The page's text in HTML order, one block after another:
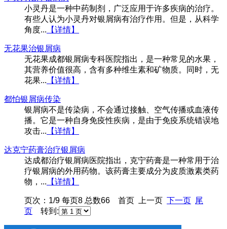
小灵丹是一种中药制剂，广泛应用于许多疾病的治疗。
有些人认为小灵丹对银屑病有治疗作用。但是，从科学
角度... 【详情】
无花果治银屑病
无花果成都银屑病专科医院指出，是一种常见的水果，
其营养价值很高，含有多种维生素和矿物质。同时，无
花果... 【详情】
都怕银屑病传染
银屑病不是传染病，不会通过接触、空气传播或血液传
播。它是一种自身免疫性疾病，是由于免疫系统错误地
攻击... 【详情】
达克宁药膏治疗银屑病
达成都治疗银屑病医院指出，克宁药膏是一种常用于治
疗银屑病的外用药物。该药膏主要成分为皮质激素类药
物，... 【详情】
页次：1/9 每页8 总数66 首页 上一页 下一页 尾
页 转到: